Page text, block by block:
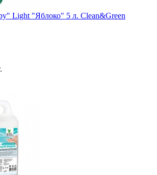
Light "Яблоко" 5 л. Clean&Green